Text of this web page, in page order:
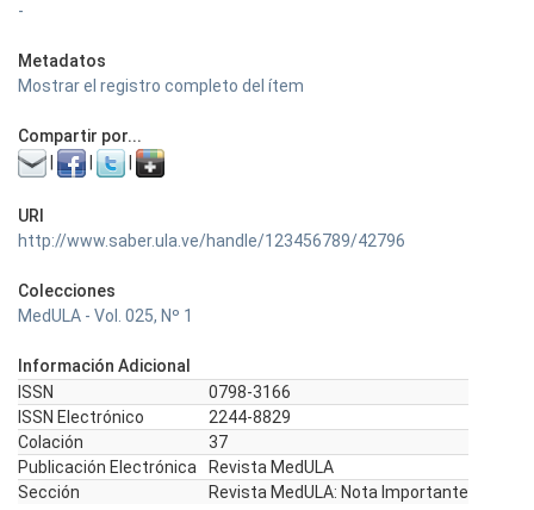
-
Metadatos
Mostrar el registro completo del ítem
Compartir por...
URI
http://www.saber.ula.ve/handle/123456789/42796
Colecciones
MedULA - Vol. 025, Nº 1
Información Adicional
ISSN
0798-3166
ISSN Electrónico
2244-8829
Colación
37
Publicación Electrónica
Revista MedULA
Sección
Revista MedULA: Nota Importante